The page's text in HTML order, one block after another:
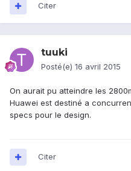
Citer
tuuki
Posté(e) 16 avril 2015
On aurait pu atteindre les
Huawei est destiné a
specs pour le design.
Citer